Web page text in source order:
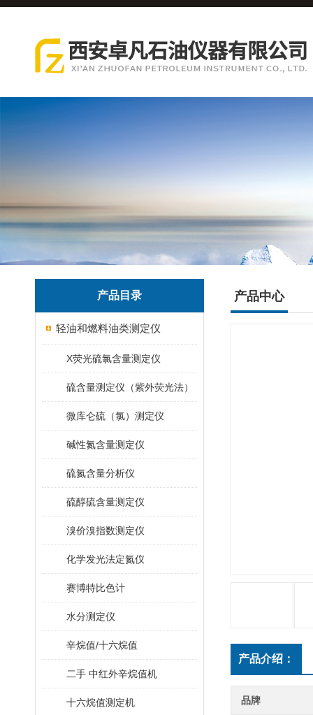
产品目录
轻油和燃料油类测定仪
X荧光硫氯含量测定仪
硫含量测定仪（紫外荧光法）
微库仑硫（氯）测定仪
碱性氮含量测定仪
硫氮含量分析仪
硫醇硫含量测定仪
溴价溴指数测定仪
化学发光法定氮仪
赛博特比色计
水分测定仪
辛烷值/十六烷值
二手 中红外辛烷值机
十六烷值测定机
产品中心
产品介绍：
品牌